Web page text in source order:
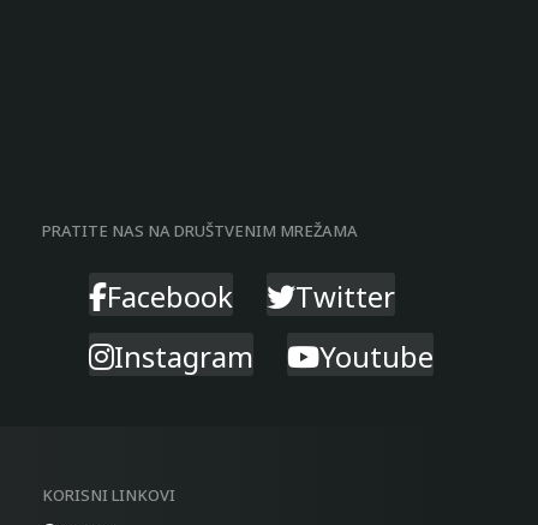
PRATITE NAS NA DRUŠTVENIM MREŽAMA
Facebook
Twitter
Instagram
Youtube
KORISNI LINKOVI